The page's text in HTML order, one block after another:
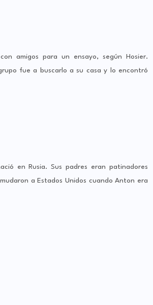
amigos para un ensayo, según Hosier.
fue a buscarlo a su casa y lo encontró
en Rusia. Sus padres eran patinadores
a Estados Unidos cuando Anton era